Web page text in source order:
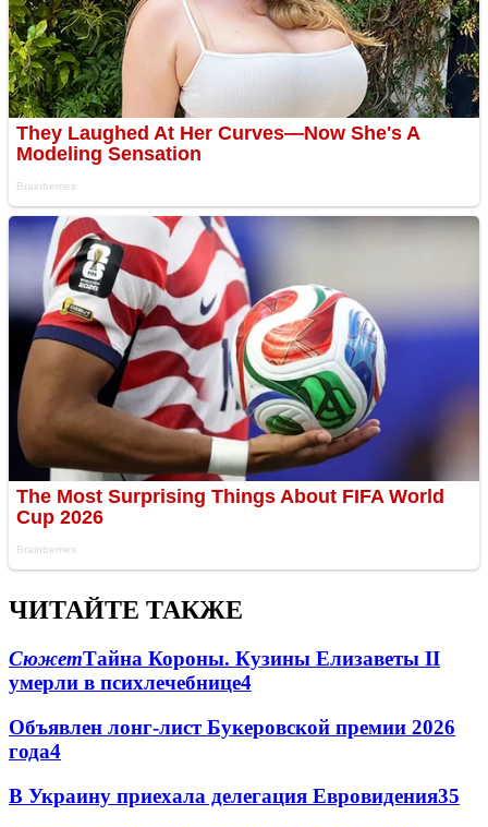
ЧИТАЙТЕ ТАКЖЕ
СюжетТайна Короны. Кузины Елизаветы II
умерли в психлечебнице4
Объявлен лонг-лист Букеровской премии 2026
года4
В Украину приехала делегация Евровидения35